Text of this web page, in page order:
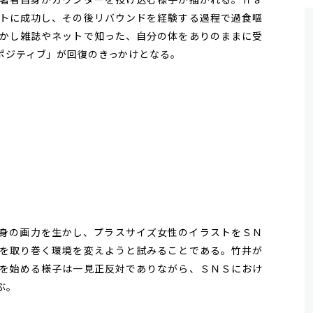
に成功し、その後リバウンドを経験する過程で過食嘔
し雑誌やネットで知った、自分の体をありのままに受
ティブ」が回復のきっかけとなる。
画力を生かし、プラスサイズ女性のイラストをＳＮ
取り巻く環境を変えようと試みることである。竹井が
始める様子は一見正反対でありながら、ＳＮＳにおけ